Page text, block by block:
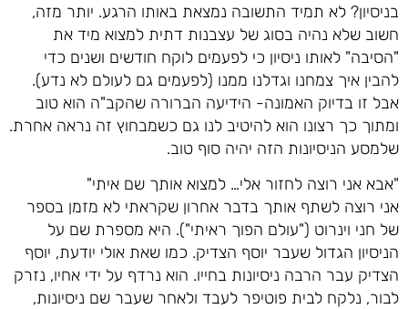
בניסיון? לא תמיד התשובה נמצאת באותו הרגע. יותר מזה,
חשוב שלא נהיה בסוג של עצבנות דתית למצוא מיד את
"הסיבה" לאותו ניסיון כי לפעמים לוקח חודשים ושנים כדי
להבין איך צמחנו וגדלנו ממנו (לפעמים גם לעולם לא נדע).
אבל זו בדיוק האמונה- הידיעה הברורה שהקב"ה הוא טוב
ומתוך כך רצונו הוא להיטיב לנו גם כשמבחוץ זה נראה אחרת.
שלמסע הניסיונות הזה יהיה סוף טוב.
"אבא אני רוצה לחזור אלי… למצוא אותך שם איתי"
אני רוצה לשתף אותך בדבר אחרון שקראתי לא מזמן בספר
של חני וינרוט ("עולם הפוך ראיתי"). היא מספרת שם על
הניסיון הגדול שעבר יוסף הצדיק. כמו שאת אולי יודעת, יוסף
הצדיק עבר הרבה ניסיונות בחייו. הוא נרדף על ידי אחיו, נזרק
לבור, נלקח לבית פוטיפר לעבד ולאחר שעבר שם ניסיונות,